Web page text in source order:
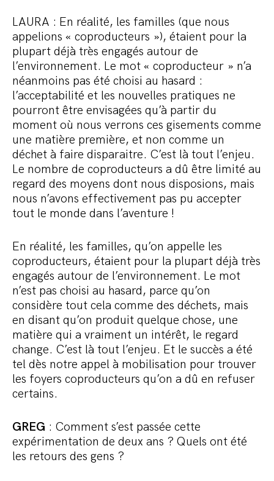
LAURA : En réalité, les familles (que nous
appelions « coproducteurs »), étaient pour la
plupart déjà très engagés autour de
l’environnement. Le mot « coproducteur » n’a
néanmoins pas été choisi au hasard :
l’acceptabilité et les nouvelles pratiques ne
pourront être envisagées qu’à partir du
moment où nous verrons ces gisements comme
une matière première, et non comme un
déchet à faire disparaitre. C’est là tout l’enjeu.
Le nombre de coproducteurs a dû être limité au
regard des moyens dont nous disposions, mais
nous n’avons effectivement pas pu accepter
tout le monde dans l’aventure !
En réalité, les familles, qu’on appelle les
coproducteurs, étaient pour la plupart déjà très
engagés autour de l’environnement. Le mot
n’est pas choisi au hasard, parce qu’on
considère tout cela comme des déchets, mais
en disant qu’on produit quelque chose, une
matière qui a vraiment un intérêt, le regard
change. C’est là tout l’enjeu. Et le succès a été
tel dès notre appel à mobilisation pour trouver
les foyers coproducteurs qu’on a dû en refuser
certains.
GREG : Comment s’est passée cette
expérimentation de deux ans ? Quels ont été
les retours des gens ?